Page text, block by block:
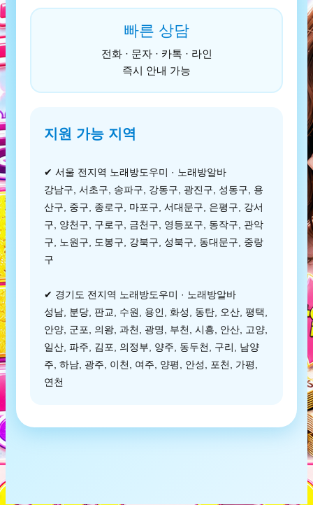
빠른 상담
전화 · 문자 · 카톡 · 라인
즉시 안내 가능
지원 가능 지역
✔ 서울 전지역 노래방도우미 · 노래방알바
강남구, 서초구, 송파구, 강동구, 광진구, 성동구, 용
산구, 중구, 종로구, 마포구, 서대문구, 은평구, 강서
구, 양천구, 구로구, 금천구, 영등포구, 동작구, 관악
구, 노원구, 도봉구, 강북구, 성북구, 동대문구, 중랑
구
✔ 경기도 전지역 노래방도우미 · 노래방알바
성남, 분당, 판교, 수원, 용인, 화성, 동탄, 오산, 평택,
안양, 군포, 의왕, 과천, 광명, 부천, 시흥, 안산, 고양,
일산, 파주, 김포, 의정부, 양주, 동두천, 구리, 남양
주, 하남, 광주, 이천, 여주, 양평, 안성, 포천, 가평,
연천